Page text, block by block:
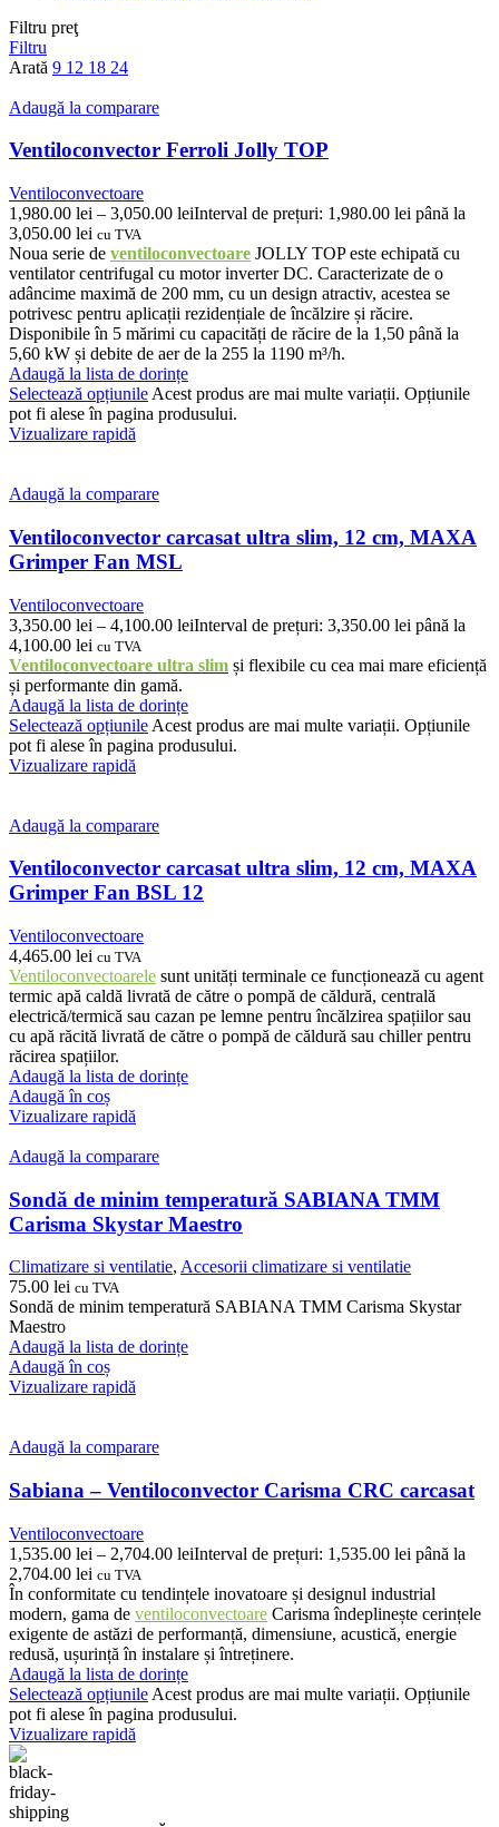
Filtru preţ
Filtru
Arată 9 12 18 24
Adaugă la comparare
Ventiloconvector Ferroli Jolly TOP
Ventiloconvectoare
1,980.00 lei – 3,050.00 leiInterval de prețuri: 1,980.00 lei până la
3,050.00 lei cu TVA
Noua serie de ventiloconvectoare JOLLY TOP este echipată cu
ventilator centrifugal cu motor inverter DC. Caracterizate de o
adâncime maximă de 200 mm, cu un design atractiv, acestea se
potrivesc pentru aplicații rezidențiale de încălzire și răcire.
Disponibile în 5 mărimi cu capacități de răcire de la 1,50 până la
5,60 kW și debite de aer de la 255 la 1190 m³/h.
Adaugă la lista de dorințe
Selectează opțiunile Acest produs are mai multe variații. Opțiunile
pot fi alese în pagina produsului.
Vizualizare rapidă
Adaugă la comparare
Ventiloconvector carcasat ultra slim, 12 cm, MAXA
Grimper Fan MSL
Ventiloconvectoare
3,350.00 lei – 4,100.00 leiInterval de prețuri: 3,350.00 lei până la
4,100.00 lei cu TVA
Ventiloconvectoare ultra slim și flexibile cu cea mai mare eficiență
și performante din gamă.
Adaugă la lista de dorințe
Selectează opțiunile Acest produs are mai multe variații. Opțiunile
pot fi alese în pagina produsului.
Vizualizare rapidă
Adaugă la comparare
Ventiloconvector carcasat ultra slim, 12 cm, MAXA
Grimper Fan BSL 12
Ventiloconvectoare
4,465.00 lei cu TVA
Ventiloconvectoarele sunt unități terminale ce funcționează cu agent
termic apă caldă livrată de către o pompă de căldură, centrală
electrică/termică sau cazan pe lemne pentru încălzirea spațiilor sau
cu apă răcită livrată de către o pompă de căldură sau chiller pentru
răcirea spațiilor.
Adaugă la lista de dorințe
Adaugă în coș
Vizualizare rapidă
Adaugă la comparare
Sondă de minim temperatură SABIANA TMM
Carisma Skystar Maestro
Climatizare si ventilatie, Accesorii climatizare si ventilatie
75.00 lei cu TVA
Sondă de minim temperatură SABIANA TMM Carisma Skystar
Maestro
Adaugă la lista de dorințe
Adaugă în coș
Vizualizare rapidă
Adaugă la comparare
Sabiana – Ventiloconvector Carisma CRC carcasat
Ventiloconvectoare
1,535.00 lei – 2,704.00 leiInterval de prețuri: 1,535.00 lei până la
2,704.00 lei cu TVA
În conformitate cu tendințele inovatoare și designul industrial
modern, gama de ventiloconvectoare Carisma îndeplinește cerințele
exigente de astăzi de performanță, dimensiune, acustică, energie
redusă, ușurință în instalare și întreținere.
Adaugă la lista de dorințe
Selectează opțiunile Acest produs are mai multe variații. Opțiunile
pot fi alese în pagina produsului.
Vizualizare rapidă